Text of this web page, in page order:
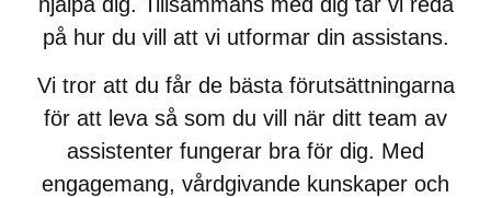
på hur du vill att vi utformar din assistans.
Vi tror att du får de bästa förutsättningarna
för att leva så som du vill när ditt team av
assistenter fungerar bra för dig. Med
engagemang, vårdgivande kunskaper och